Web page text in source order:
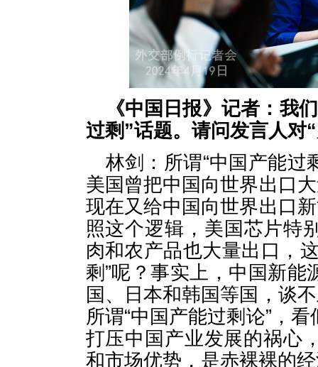
《中国日报》记者：我
过剩”话题。请问发言人对
林剑：所谓“中国产能过
美国曾把中国向世界出口
现在又给中国向世界出口
照这个逻辑，美国芯片特
肉和农产品也大量出口，
剩”呢？事实上，中国新
国、日本和韩国等国，谈
所谓“中国产能过剩论”，
打压中国产业发展的祸心
和市场优势，是赤裸裸的